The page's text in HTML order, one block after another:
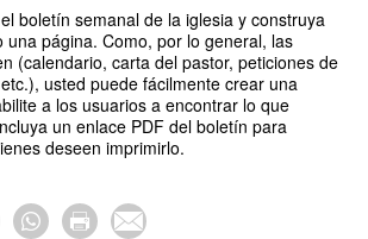
boletín semanal de la iglesia y construya
una página. Como, por lo general, las
(calendario, carta del pastor, peticiones de
usted puede fácilmente crear una
a los usuarios a encontrar lo que
un enlace PDF del boletín para
deseen imprimirlo.